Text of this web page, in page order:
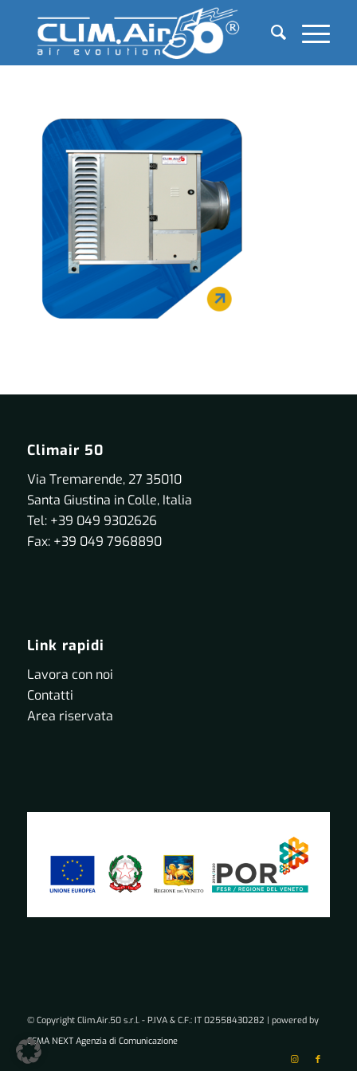
Climair 50
Via Tremarende, 27 35010
Santa Giustina in Colle, Italia
Tel: +39 049 9302626
Fax: +39 049 7968890
Link rapidi
Lavora con noi
Contatti
Area riservata
© Copyright Clim.Air.50 s.r.l. - P.IVA & C.F.: IT 02558430282 | powered by
CEMA NEXT Agenzia di Comunicazione